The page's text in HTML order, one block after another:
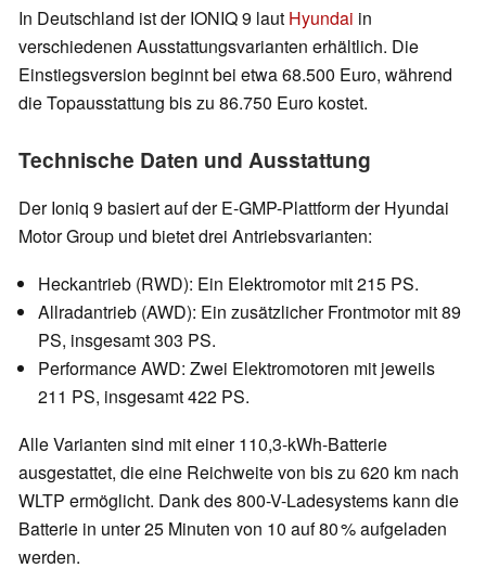
In Deutschland ist der IONIQ 9 laut Hyundai in
verschiedenen Ausstattungsvarianten erhältlich. Die
Einstiegsversion beginnt bei etwa 68.500 Euro, während
die Topausstattung bis zu 86.750 Euro kostet.
Technische Daten und Ausstattung
Der Ioniq 9 basiert auf der E-GMP-Plattform der Hyundai
Motor Group und bietet drei Antriebsvarianten:
Heckantrieb (RWD): Ein Elektromotor mit 215 PS.
Allradantrieb (AWD): Ein zusätzlicher Frontmotor mit 89
PS, insgesamt 303 PS.
Performance AWD: Zwei Elektromotoren mit jeweils
211 PS, insgesamt 422 PS.
Alle Varianten sind mit einer 110,3-kWh-Batterie
ausgestattet, die eine Reichweite von bis zu 620 km nach
WLTP ermöglicht. Dank des 800-V-Ladesystems kann die
Batterie in unter 25 Minuten von 10 auf 80 % aufgeladen
werden.